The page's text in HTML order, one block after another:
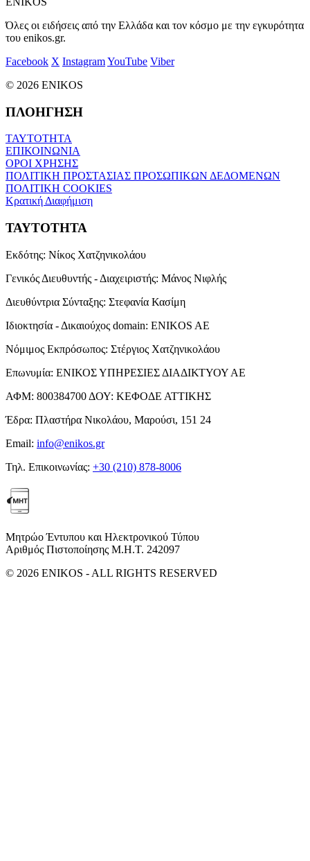
Όλες οι ειδήσεις από την Ελλάδα και τον κόσμο με την εγκυρότητα
του enikos.gr.
Facebook X InstagramYouTube Viber
© 2026 ENIKOS
ΠΛΟΗΓΗΣΗ
ΤΑΥΤΟΤΗΤΑ
ΕΠΙΚΟΙΝΩΝΙΑ
ΟΡΟΙ ΧΡΗΣΗΣ
ΠΟΛΙΤΙΚΗ ΠΡΟΣΤΑΣΙΑΣ ΠΡΟΣΩΠΙΚΩΝ ΔΕΔΟΜΕΝΩΝ
ΠΟΛΙΤΙΚΗ COOKIES
Κρατική Διαφήμιση
ΤΑΥΤΟΤΗΤΑ
Εκδότης: Νίκος Χατζηνικολάου
Γενικός Διευθυντής - Διαχειριστής: Μάνος Νιφλής
Διευθύντρια Σύνταξης: Στεφανία Κασίμη
Ιδιοκτησία - Δικαιούχος domain: ENIKOS AE
Νόμιμος Εκπρόσωπος: Στέργιος Χατζηνικολάου
Επωνυμία: ΕΝΙΚΟΣ ΥΠΗΡΕΣΙΕΣ ΔΙΑΔΙΚΤΥΟΥ ΑΕ
ΑΦΜ: 800384700 ΔΟΥ: ΚΕΦΟΔΕ ΑΤΤΙΚΗΣ
Έδρα: Πλαστήρα Νικολάου, Μαρούσι, 151 24
Email: info@enikos.gr
Τηλ. Επικοινωνίας: +30 (210) 878-8006
Μητρώο Έντυπου και Ηλεκτρονικού Τύπου
Αριθμός Πιστοποίησης Μ.Η.Τ. 242097
© 2026 ENIKOS - ALL RIGHTS RESERVED